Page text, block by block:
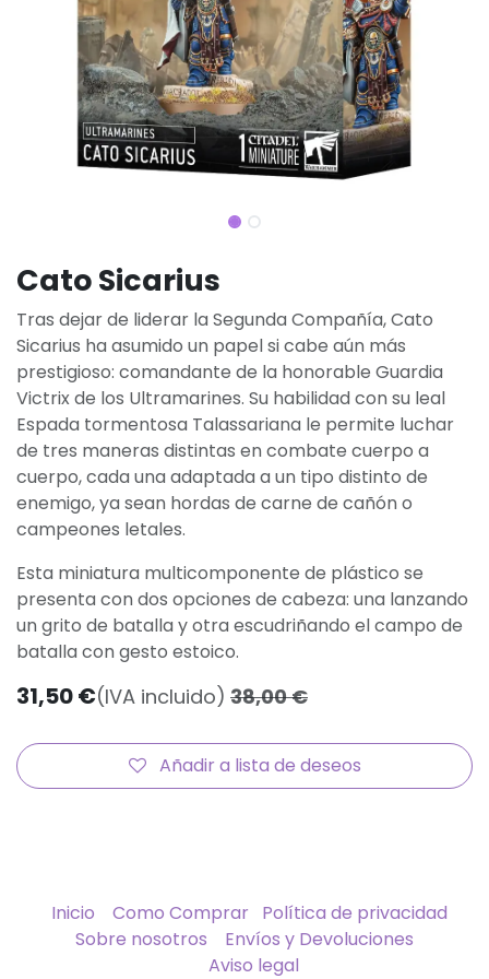
Cato Sicarius
Tras dejar de liderar la Segunda Compañía, Cato
Sicarius ha asumido un papel si cabe aún más
prestigioso: comandante de la honorable Guardia
Victrix de los Ultramarines. Su habilidad con su leal
Espada tormentosa Talassariana le permite luchar
de tres maneras distintas en combate cuerpo a
cuerpo, cada una adaptada a un tipo distinto de
enemigo, ya sean hordas de carne de cañón o
campeones letales.
Esta miniatura multicomponente de plástico se
presenta con dos opciones de cabeza: una lanzando
un grito de batalla y otra escudriñando el campo de
batalla con gesto estoico.
31,50€(IVA incluido) 38,00€
Añadir a lista de deseos
Inicio Como Comprar Política de privacidad
Sobre nosotros
Envíos y Devoluciones
Aviso legal